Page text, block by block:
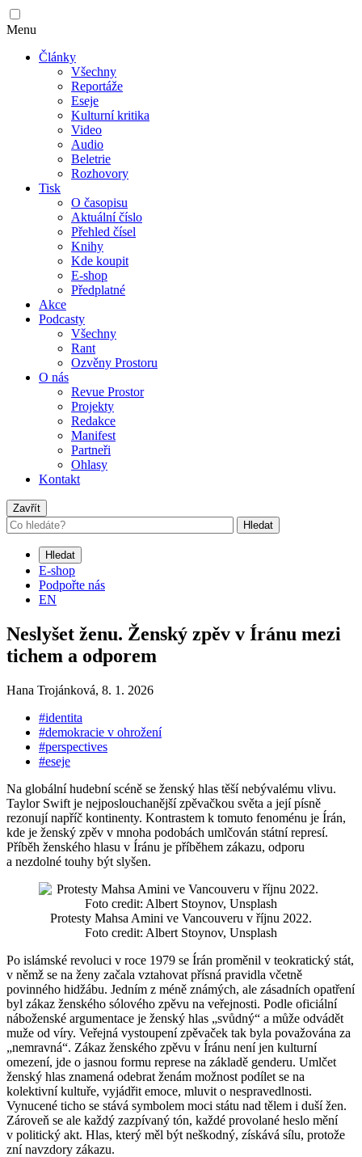
Menu
Články
Všechny
Reportáže
Eseje
Kulturní kritika
Video
Audio
Beletrie
Rozhovory
Tisk
O časopisu
Aktuální číslo
Přehled čísel
Knihy
Kde koupit
E-shop
Předplatné
Akce
Podcasty
Všechny
Rant
Ozvěny Prostoru
O nás
Revue Prostor
Projekty
Redakce
Manifest
Partneři
Ohlasy
Kontakt
Zavřít
Hledat
Hledat
E-shop
Podpořte nás
EN
Neslyšet ženu. Ženský zpěv v Íránu mezi
tichem a odporem
Hana Trojánková, 8. 1. 2026
#identita
#demokracie v ohrožení
#perspectives
#eseje
Na globální hudební scéně se ženský hlas těší nebývalému vlivu.
Taylor Swift je nejposlouchanější zpěvačkou světa a její písně
rezonují napříč kontinenty. Kontrastem k tomuto fenoménu je Írán,
kde je ženský zpěv v mnoha podobách umlčován státní represí.
Příběh ženského hlasu v Íránu je příběhem zákazu, odporu
a nezdolné touhy být slyšen.
Protesty Mahsa Amini ve Vancouveru v říjnu 2022.
Foto credit: Albert Stoynov, Unsplash
Po islámské revoluci v roce 1979 se Írán proměnil v teokratický stát,
v němž se na ženy začala vztahovat přísná pravidla včetně
povinného hidžábu. Jedním z méně známých, ale zásadních opatření
byl zákaz ženského sólového zpěvu na veřejnosti. Podle oficiální
náboženské argumentace je ženský hlas „svůdný“ a může odvádět
muže od víry. Veřejná vystoupení zpěvaček tak byla považována za
„nemravná“. Zákaz ženského zpěvu v Íránu není jen kulturní
omezení, jde o jasnou formu represe na základě genderu. Umlčet
ženský hlas znamená odebrat ženám možnost podílet se na
kolektivní kultuře, vyjádřit emoce, mluvit o nespravedlnosti.
Vynucené ticho se stává symbolem moci státu nad tělem i duší žen.
Zároveň se ale každý zazpívaný tón, každé provolané heslo mění
v politický akt. Hlas, který měl být neškodný, získává sílu, protože
zní navzdory zákazu.